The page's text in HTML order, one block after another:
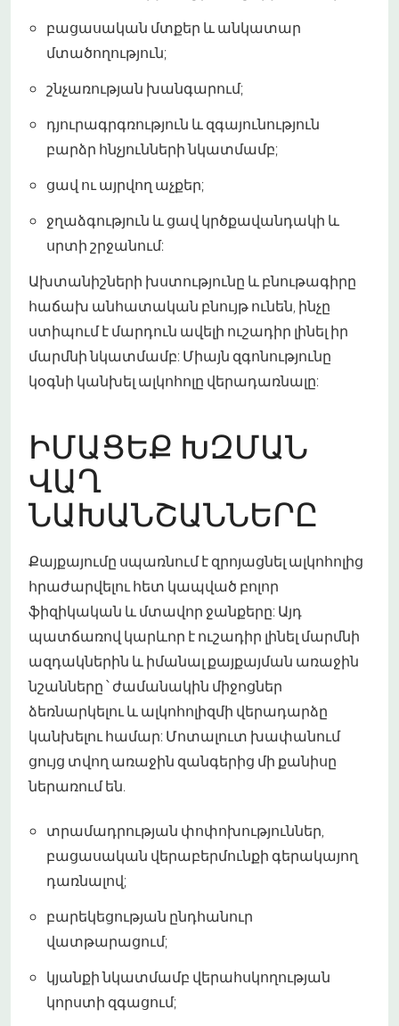
բացասական մտքեր և անկատար
մտածողություն;
շնչառության խանգարում;
դյուրագրգռություն և զգայունություն
բարձր հնչյունների նկատմամբ;
ցավ ու այրվող աչքեր;
ջղաձգություն և ցավ կրծքավանդակի և
սրտի շրջանում:
Ախտանիշների խստությունը և բնութագիրը
հաճախ անհատական բնույթ ունեն, ինչը
ստիպում է մարդուն ավելի ուշադիր լինել իր
մարմնի նկատմամբ: Միայն զգոնությունը
կօգնի կանխել ալկոհոլը վերադառնալը:
ԻՄԱՑԵՔ ԽԶՄԱՆ
ՎԱՂ
ՆԱԽԱՆՇԱՆՆԵՐԸ
Քայքայումը սպառնում է զրոյացնել ալկոհոլից
հրաժարվելու հետ կապված բոլոր
ֆիզիկական և մտավոր ջանքերը: Այդ
պատճառով կարևոր է ուշադիր լինել մարմնի
ազդակներին և իմանալ քայքայման առաջին
նշանները ՝ ժամանակին միջոցներ
ձեռնարկելու և ալկոհոլիզմի վերադարձը
կանխելու համար: Մոտալուտ խափանում
ցույց տվող առաջին զանգերից մի քանիսը
ներառում են.
տրամադրության փոփոխություններ,
բացասական վերաբերմունքի գերակայող
դառնալով;
բարեկեցության ընդհանուր
վատթարացում;
կյանքի նկատմամբ վերահսկողության
կորստի զգացում;